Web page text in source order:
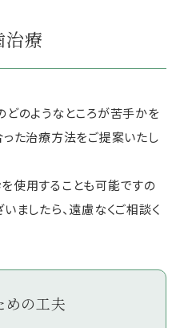
治療
どのようなところが苦手かを
った治療方法をご提案いたし
使用することも可能ですの
ましたら、遠慮なくご相談く
めの工夫